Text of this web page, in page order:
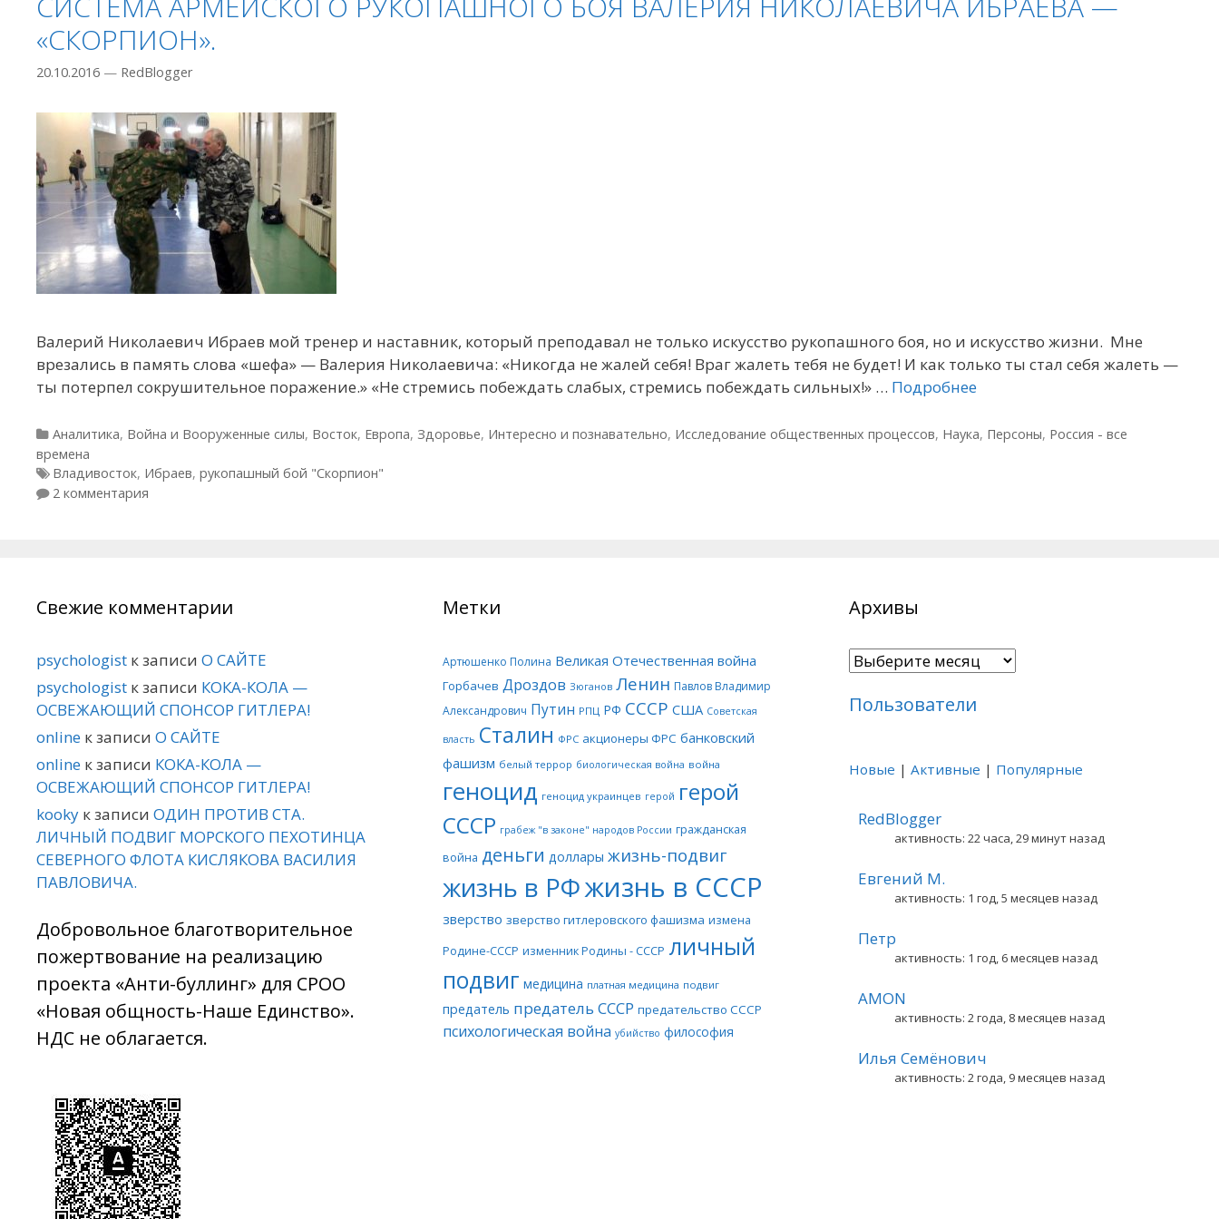
«СКОРПИОН».
20.10.2016 — RedBlogger
Валерий Николаевич Ибраев мой тренер и наставник, который преподавал не только искусство рукопашного боя, но и искусство жизни. Мне
врезались в память слова «шефа» — Валерия Николаевича: «Никогда не жалей себя! Враг жалеть тебя не будет! И как только ты стал себя жалеть —
ты потерпел сокрушительное поражение.» «Не стремись побеждать слабых, стремись побеждать сильных!» … Подробнее
Рубрики
Аналитика, Война и Вооруженные силы, Восток, Европа, Здоровье, Интересно и познавательно, Исследование общественных процессов, Наука, Персоны, Россия - все
времена
Метки
Владивосток, Ибраев, рукопашный бой "Скорпион"
2 комментария
Свежие комментарии
psychologist к записи О САЙТЕ
psychologist к записи КОКА-КОЛА —
ОСВЕЖАЮЩИЙ СПОНСОР ГИТЛЕРА!
online к записи О САЙТЕ
online к записи КОКА-КОЛА —
ОСВЕЖАЮЩИЙ СПОНСОР ГИТЛЕРА!
kooky к записи ОДИН ПРОТИВ СТА.
ЛИЧНЫЙ ПОДВИГ МОРСКОГО ПЕХОТИНЦА
СЕВЕРНОГО ФЛОТА КИСЛЯКОВА ВАСИЛИЯ
ПАВЛОВИЧА.
Добровольное благотворительное
пожертвование на реализацию
проекта «Анти-буллинг» для СРОО
«Новая общность-Наше Единство».
НДС не облагается.
Метки
Артюшенко Полина Великая Отечественная война
Горбачев Дроздов Зюганов Ленин Павлов Владимир
Александрович Путин РПЦ РФ СССР США Советская
власть Сталин ФРС акционеры ФРС банковский
фашизм белый террор биологическая война война
геноцид геноцид украинцев герой герой
СССР грабеж "в законе" народов России гражданская
война деньги доллары жизнь-подвиг
жизнь в РФжизнь в СССР
зверство зверство гитлеровского фашизма измена
Родине-СССР изменник Родины - СССР личный
подвиг медицина платная медицина подвиг
предатель предатель СССР предательство СССР
психологическая война убийство философия
Архивы
Архивы
Пользователи
Новые | Активные | Популярные
RedBlogger
активность: 22 часа, 29 минут назад
Евгений М.
активность: 1 год, 5 месяцев назад
Петр
активность: 1 год, 6 месяцев назад
AMON
активность: 2 года, 8 месяцев назад
Илья Семёнович
активность: 2 года, 9 месяцев назад